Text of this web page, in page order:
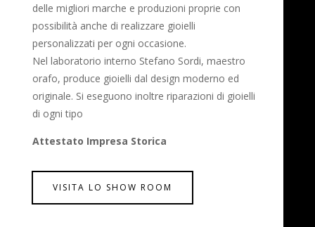
delle migliori marche e produzioni proprie con
possibilità anche di realizzare gioielli
personalizzati per ogni occasione.
Nel laboratorio interno Stefano Sordi, maestro
orafo, produce gioielli dal design moderno ed
originale. Si eseguono inoltre riparazioni di gioielli
di ogni tipo
Attestato Impresa Storica
VISITA LO SHOW ROOM